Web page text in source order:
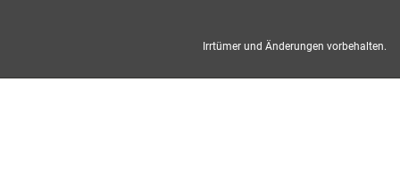
Irrtümer und Änderungen vorbehalten.